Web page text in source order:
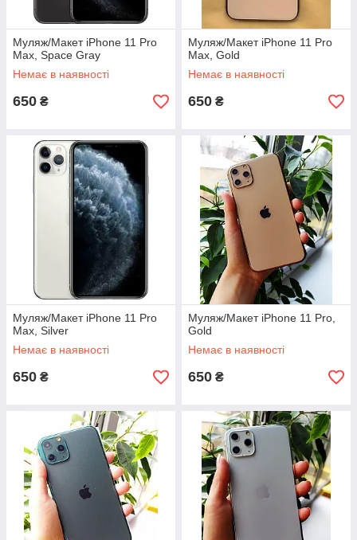
Муляж/Макет iPhone 11 Pro
Max, Space Gray
Немає в наявності
650 ₴
Муляж/Макет iPhone 11 Pro
Max, Gold
Немає в наявності
650 ₴
Муляж/Макет iPhone 11 Pro
Max, Silver
Немає в наявності
650 ₴
Муляж/Макет iPhone 11 Pro,
Gold
Немає в наявності
650 ₴